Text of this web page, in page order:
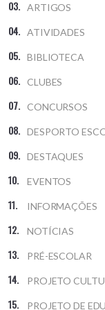
ARTIGOS
ATIVIDADES
BIBLIOTECA
CLUBES
CONCURSOS
DESPORTO
DESTAQUES
EVENTOS
INFORMAÇÕES
NOTÍCIAS
PRÉ-ESCOLAR
PROJETO
PROJETO DE